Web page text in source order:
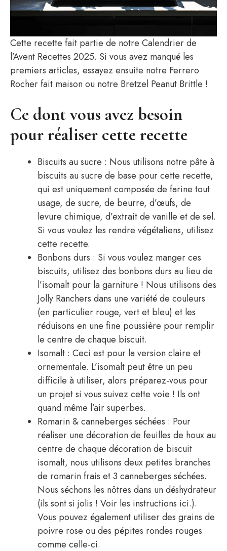
Cette recette fait partie de notre Calendrier de
l’Avent Recettes 2025. Si vous avez manqué les
premiers articles, essayez ensuite notre Ferrero
Rocher fait maison ou notre Bretzel Peanut Brittle !
Ce dont vous avez besoin
pour réaliser cette recette
Biscuits au sucre : Nous utilisons notre pâte à
biscuits au sucre de base pour cette recette,
qui est uniquement composée de farine tout
usage, de sucre, de beurre, d’œufs, de
levure chimique, d’extrait de vanille et de sel.
Si vous voulez les rendre végétaliens, utilisez
cette recette.
Bonbons durs : Si vous voulez manger ces
biscuits, utilisez des bonbons durs au lieu de
l’isomalt pour la garniture ! Nous utilisons des
Jolly Ranchers dans une variété de couleurs
(en particulier rouge, vert et bleu) et les
réduisons en une fine poussière pour remplir
le centre de chaque biscuit.
Isomalt : Ceci est pour la version claire et
ornementale. L’isomalt peut être un peu
difficile à utiliser, alors préparez-vous pour
un projet si vous suivez cette voie ! Ils ont
quand même l’air superbes.
Romarin & canneberges séchées : Pour
réaliser une décoration de feuilles de houx au
centre de chaque décoration de biscuit
isomalt, nous utilisons deux petites branches
de romarin frais et 3 canneberges séchées.
Nous séchons les nôtres dans un déshydrateur
(ils sont si jolis ! Voir les instructions ici.).
Vous pouvez également utiliser des grains de
poivre rose ou des pépites rondes rouges
comme celle-ci.